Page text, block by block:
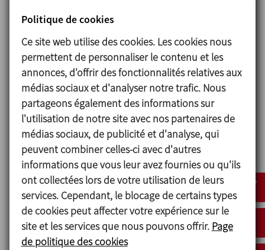
4800
VANNE PAPILLON
Politique de cookies
Ce site web utilise des cookies. Les cookies nous
permettent de personnaliser le contenu et les
annonces, d'offrir des fonctionnalités relatives aux
médias sociaux et d'analyser notre trafic. Nous
partageons également des informations sur
l'utilisation de notre site avec nos partenaires de
médias sociaux, de publicité et d'analyse, qui
peuvent combiner celles-ci avec d'autres
informations que vous leur avez fournies ou qu'ils
ont collectées lors de votre utilisation de leurs
services. Cependant, le blocage de certains types
de cookies peut affecter votre expérience sur le
site et les services que nous pouvons offrir. Page
de politique des cookies